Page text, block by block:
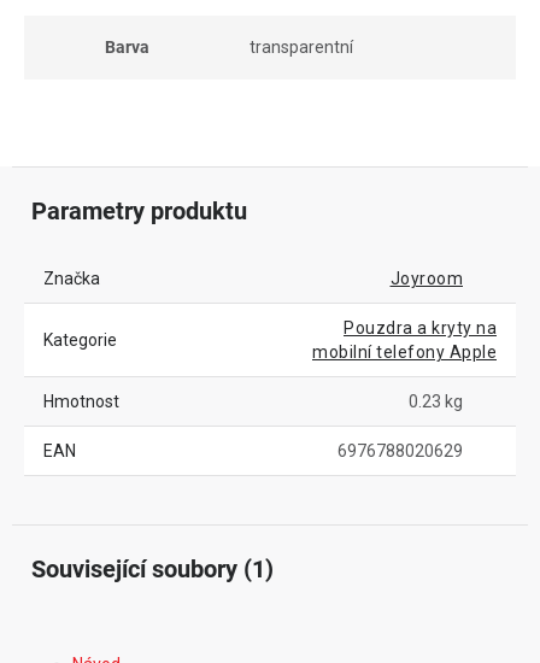
Barva transparentní
Parametry produktu
Značka Joyroom
Kategorie
Pouzdra a kryty na
mobilní telefony Apple
Hmotnost 0.23 kg
EAN 6976788020629
Související soubory (1)